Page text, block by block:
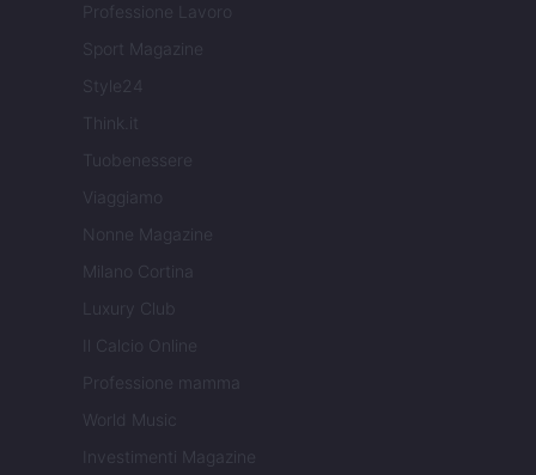
Professione Lavoro
Sport Magazine
Style24
Think.it
Tuobenessere
Viaggiamo
Nonne Magazine
Milano Cortina
Luxury Club
Il Calcio Online
Professione mamma
World Music
Investimenti Magazine